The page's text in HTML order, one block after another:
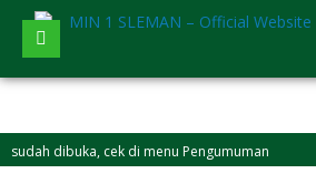
cek di menu Pengumuman 1